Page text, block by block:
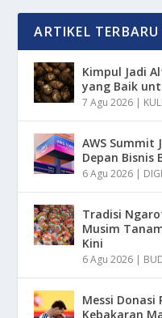
ARTIKEL TERBARU
Kimpul Jadi
yang Baik
7 Agu 2026 |
AWS Summit
Depan Bisnis
6 Agu 2026 |
Tradisi
Musim
Kini
6 Agu 2026 |
Messi Donasi
Kebakaran